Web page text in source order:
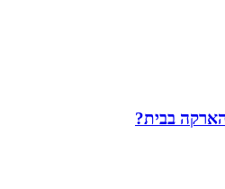
בבית?